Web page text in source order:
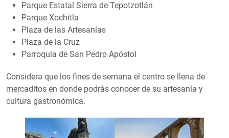
Parque Estatal Sierra de Tepotzotlán
Parque Xochitla
Plaza de las Artesanías
Plaza de la Cruz
Parroquia de San Pedro Apóstol
Considera que los fines de semana el centro se llena de
mercaditos en donde podrás conocer de su artesanía y
cultura gastronómica.